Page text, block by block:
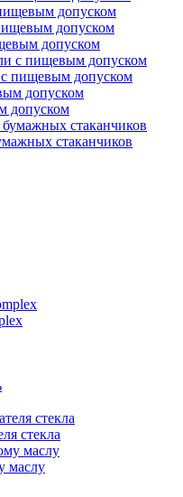
допуском
допуском
пищевым допуском
допуском
стаканчиков
стекла
маслу